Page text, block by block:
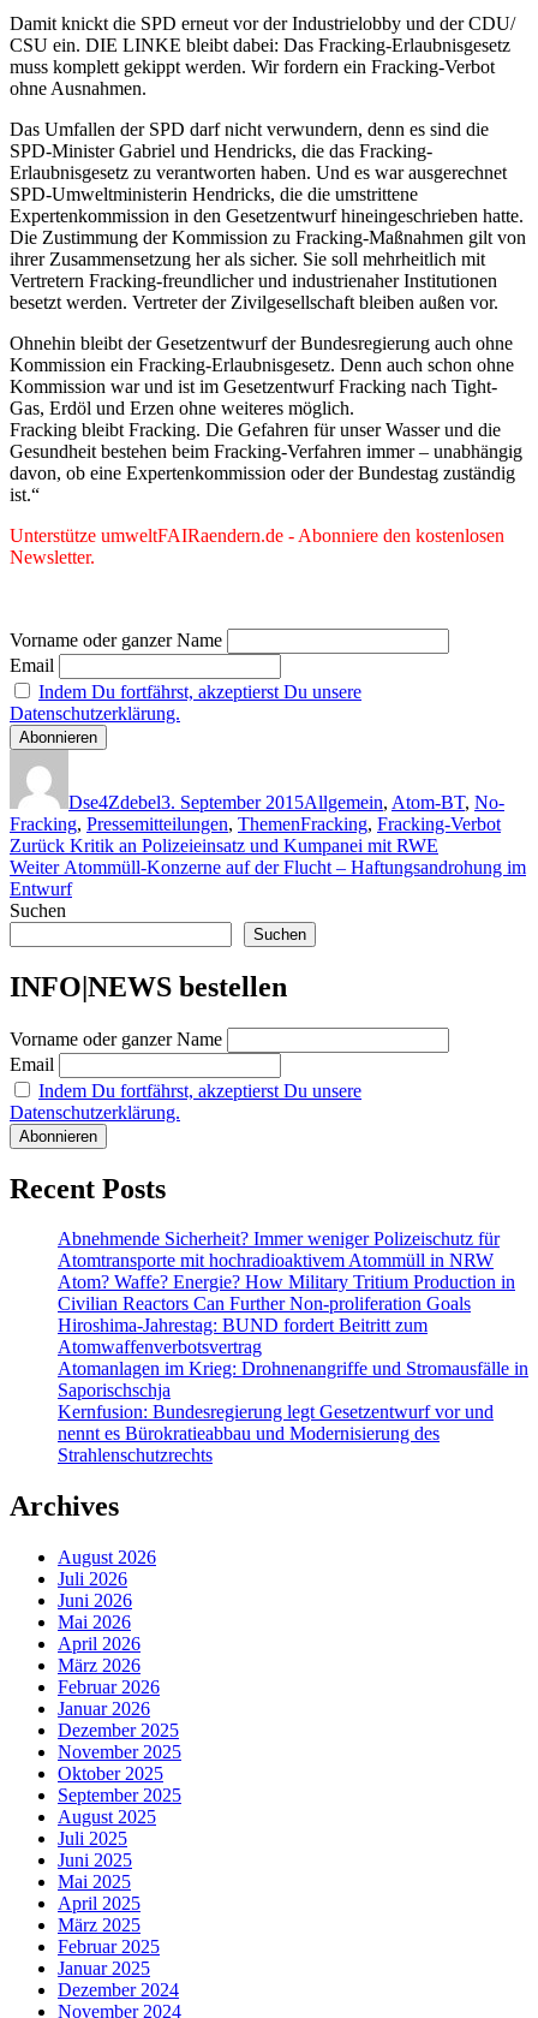
Damit knickt die SPD erneut vor der Industrielobby und der CDU/
CSU ein. DIE LINKE bleibt dabei: Das Fracking-Erlaubnisgesetz
muss komplett gekippt werden. Wir fordern ein Fracking-Verbot
ohne Ausnahmen.
Das Umfallen der SPD darf nicht verwundern, denn es sind die
SPD-Minister Gabriel und Hendricks, die das Fracking-
Erlaubnisgesetz zu verantworten haben. Und es war ausgerechnet
SPD-Umweltministerin Hendricks, die die umstrittene
Expertenkommission in den Gesetzentwurf hineingeschrieben hatte.
Die Zustimmung der Kommission zu Fracking-Maßnahmen gilt von
ihrer Zusammensetzung her als sicher. Sie soll mehrheitlich mit
Vertretern Fracking-freundlicher und industrienaher Institutionen
besetzt werden. Vertreter der Zivilgesellschaft bleiben außen vor.
Ohnehin bleibt der Gesetzentwurf der Bundesregierung auch ohne
Kommission ein Fracking-Erlaubnisgesetz. Denn auch schon ohne
Kommission war und ist im Gesetzentwurf Fracking nach Tight-
Gas, Erdöl und Erzen ohne weiteres möglich.
Fracking bleibt Fracking. Die Gefahren für unser Wasser und die
Gesundheit bestehen beim Fracking-Verfahren immer – unabhängig
davon, ob eine Expertenkommission oder der Bundestag zuständig
ist.“
Unterstütze umweltFAIRaendern.de - Abonniere den kostenlosen
Newsletter.
Vorname oder ganzer Name
Email
Indem Du fortfährst, akzeptierst Du unsere
Datenschutzerklärung.
Dse4Zdebel3. September 2015Allgemein, Atom-BT, No-
Fracking, Pressemitteilungen, ThemenSchlagwörter
Fracking, Fracking-Verbot
Beitragsnavigation
Zurück Vorheriger
Beitrag:
Kritik an Polizeieinsatz und Kumpanei mit RWE
Weiter Nächster
Beitrag:
Atommüll-Konzerne auf der Flucht – Haftungsandrohung im
Entwurf
Suchen
Suchen
INFO|NEWS bestellen
Vorname oder ganzer Name
Email
Indem Du fortfährst, akzeptierst Du unsere
Datenschutzerklärung.
Recent Posts
Abnehmende Sicherheit? Immer weniger Polizeischutz für
Atomtransporte mit hochradioaktivem Atommüll in NRW
Atom? Waffe? Energie? How Military Tritium Production in
Civilian Reactors Can Further Non-proliferation Goals
Hiroshima-Jahrestag: BUND fordert Beitritt zum
Atomwaffenverbotsvertrag
Atomanlagen im Krieg: Drohnenangriffe und Stromausfälle in
Saporischschja
Kernfusion: Bundesregierung legt Gesetzentwurf vor und
nennt es Bürokratieabbau und Modernisierung des
Strahlenschutzrechts
Archives
August 2026
Juli 2026
Juni 2026
Mai 2026
April 2026
März 2026
Februar 2026
Januar 2026
Dezember 2025
November 2025
Oktober 2025
September 2025
August 2025
Juli 2025
Juni 2025
Mai 2025
April 2025
März 2025
Februar 2025
Januar 2025
Dezember 2024
November 2024